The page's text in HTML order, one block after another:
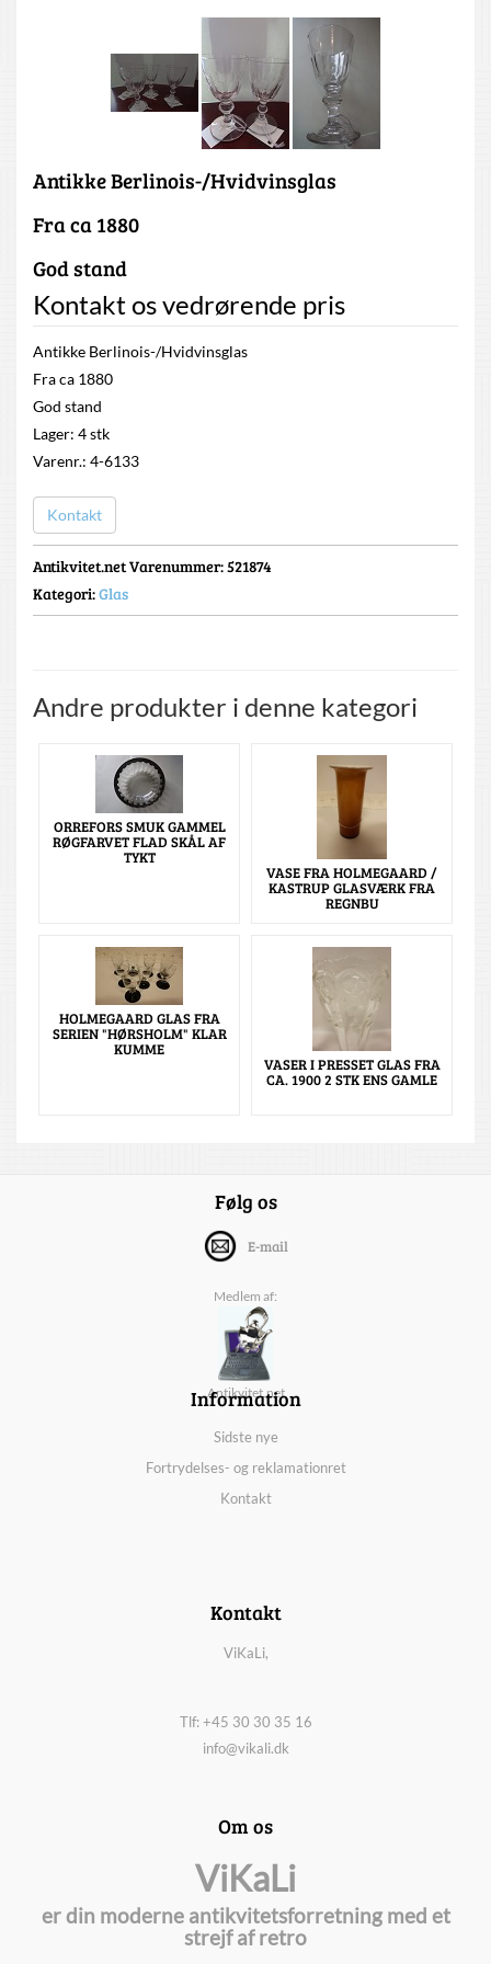
Antikke Berlinois-/Hvidvinsglas
Fra ca 1880
God stand
Kontakt os vedrørende pris
Antikke Berlinois-/Hvidvinsglas
Fra ca 1880
God stand
Lager: 4 stk
Varenr.: 4-6133
Kontakt
Antikvitet.net Varenummer: 521874
Kategori:Glas
Andre produkter i denne kategori
ORREFORS SMUK GAMMEL
RØGFARVET FLAD SKÅL AF
TYKT
VASE FRA HOLMEGAARD /
KASTRUP GLASVÆRK FRA
REGNBU
HOLMEGAARD GLAS FRA
SERIEN "HØRSHOLM" KLAR
KUMME
VASER I PRESSET GLAS FRA
CA. 1900 2 STK ENS GAMLE
Følg os
E-mail
Medlem af:
Antikvitet.net
Information
Sidste nye
Fortrydelses- og reklamationret
Kontakt
Kontakt
ViKaLi,
Tlf: +45 30 30 35 16
info@vikali.dk
Om os
ViKaLi
er din moderne antikvitetsforretning med et
strejf af retro